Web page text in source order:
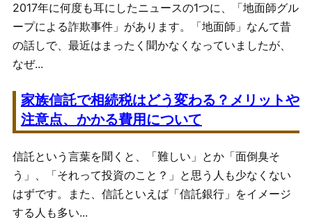
2017年に何度も耳にしたニュースの1つに、「地面師グル
ープによる詐欺事件」があります。「地面師」なんて昔
の話しで、最近はまったく聞かなくなっていましたが、
なぜ...
家族信託で相続税はどう変わる？メリットや
注意点、かかる費用について
信託という言葉を聞くと、「難しい」とか「面倒臭そ
う」、「それって投資のこと？」と思う人も少なくない
はずです。また、信託といえば「信託銀行」をイメージ
する人も多い...